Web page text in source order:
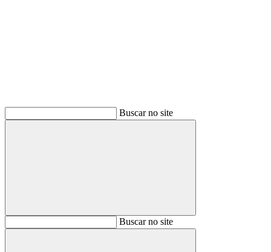
Buscar no site
BuscarBuscar no site